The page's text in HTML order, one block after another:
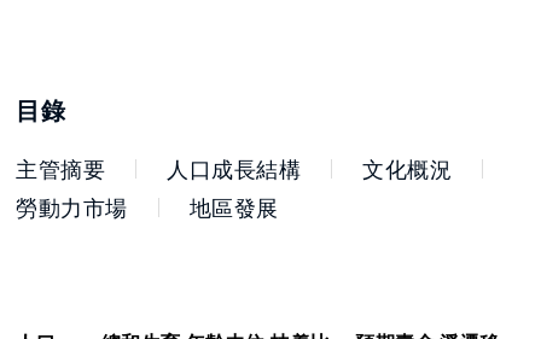
目錄
主管摘要 人口成長結構
文化概況
勞動力市場
地區發展